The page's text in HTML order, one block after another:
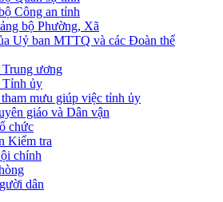
Công an tỉnh
bộ Phường, Xã
Uỷ ban MTTQ và các Đoàn thể
ương
Tỉnh ủy
mưu giúp việc tỉnh ủy
giáo và Dân vận
chức
Kiểm tra
chính
dân